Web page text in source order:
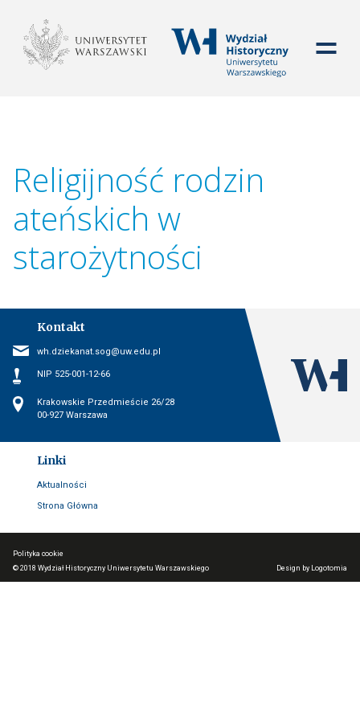
WYDZIAŁ
Religijność rodzin
ateńskich w
starożytności
Kontakt
E-mailwh.dziekanat.sog@uw.edu.pl
NIP NIP 525-001-12-66
Adres Krakowskie Przedmieście 26/28
00-927 Warszawa
Linki
Aktualności
Strona Główna
© 2018 Wydział Historyczny Uniwersytetu Warszawskiego
Polityka cookie
Design by Logotomia